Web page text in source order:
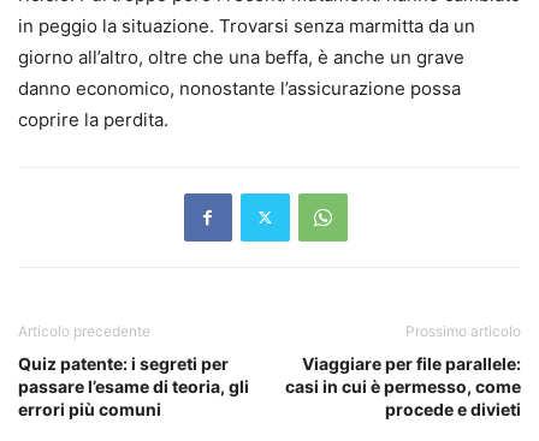
in peggio la situazione. Trovarsi senza marmitta da un
giorno all’altro, oltre che una beffa, è anche un grave
danno economico, nonostante l’assicurazione possa
coprire la perdita.
Articolo precedente
Quiz patente: i segreti per
passare l’esame di teoria, gli
errori più comuni
Prossimo articolo
Viaggiare per file parallele:
casi in cui è permesso, come
procede e divieti